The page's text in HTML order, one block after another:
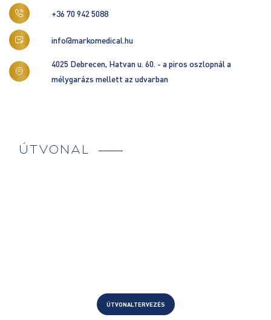
+36 70 942 5088
info@markomedical.hu
4025 Debrecen, Hatvan u. 60. - a piros oszlopnál a
mélygarázs mellett az udvarban
ÚTVONAL
ÚTVONALTERVEZÉS